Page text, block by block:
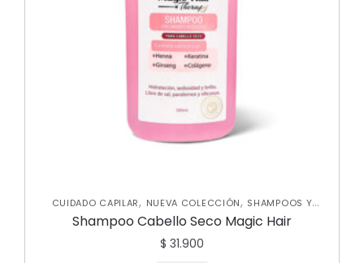
CUIDADO CAPILAR, NUEVA COLECCIÓN, SHAMPOOS Y
ACONDICIONADORES
TRATAMIENTOS CAPILARES
Shampoo Cabello Seco Magic Hair
$ 31.900